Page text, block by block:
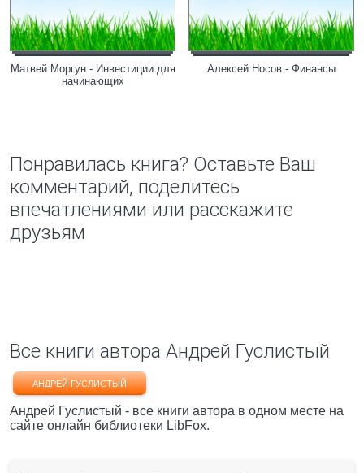
Матвей Моргун - Инвестиции для
начинающих
Алексей Носов - Финансы
Понравилась книга? Оставьте Ваш
комментарий, поделитесь
впечатлениями или расскажите
друзьям
Все книги автора Андрей Гуслистый
АНДРЕЙ ГУСЛИСТЫЙ
Андрей Гуслистый - все книги автора в одном месте на
сайте онлайн библиотеки LibFox.